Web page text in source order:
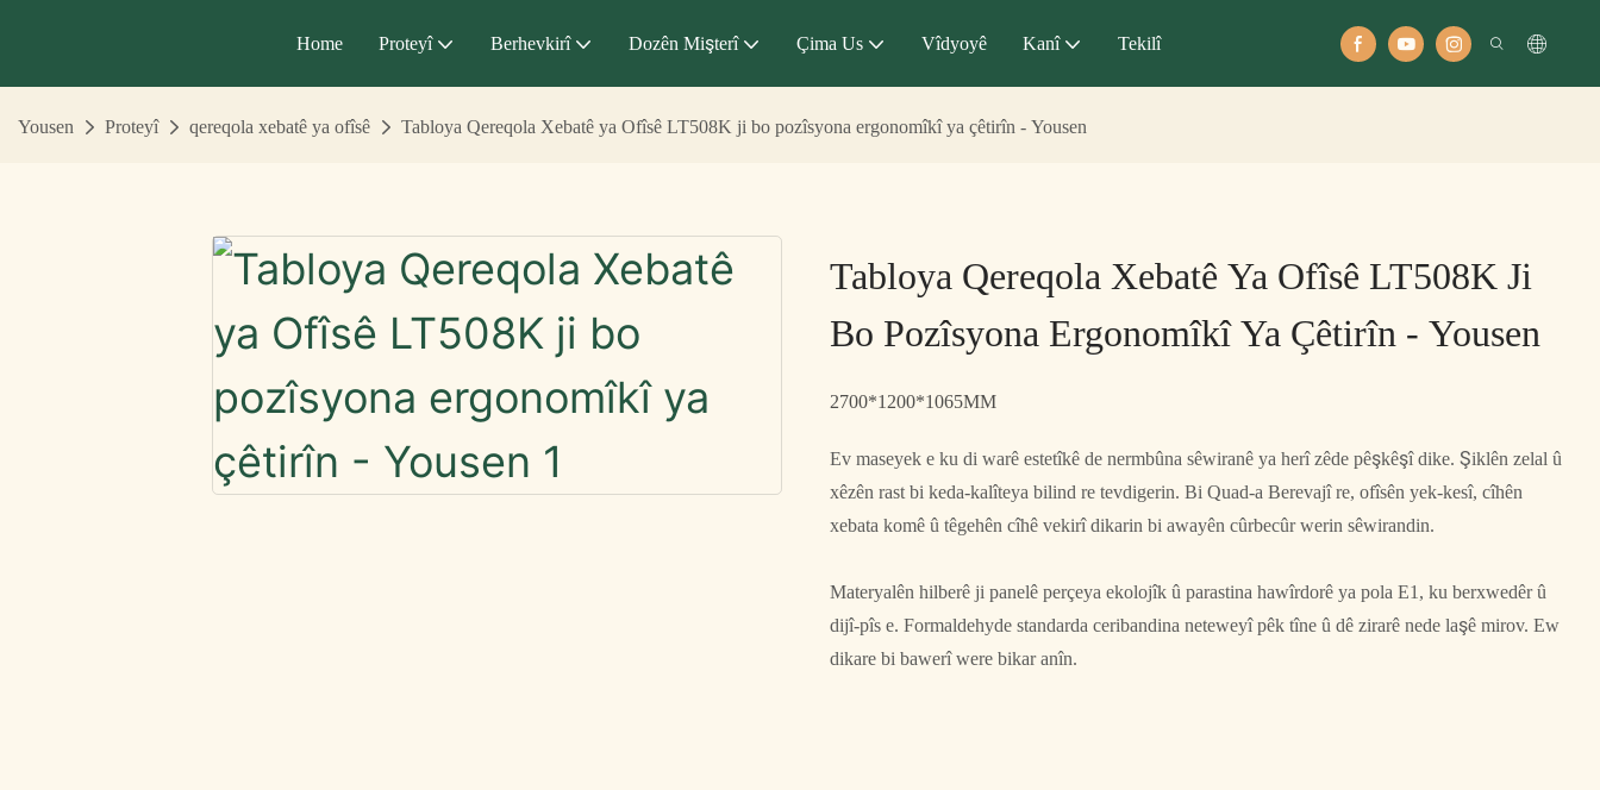
Home Proteyî Berhevkirî Dozên Mişterî Çima Us Vîdyoyê Kanî Tekilî
Yousen Proteyî qereqola xebatê ya ofîsê Tabloya Qereqola Xebatê ya Ofîsê LT508K ji bo pozîsyona ergonomîkî ya çêtirîn - Yousen
Tabloya Qereqola Xebatê Ya Ofîsê LT508K Ji
Bo Pozîsyona Ergonomîkî Ya Çêtirîn - Yousen
2700*1200*1065MM
Ev maseyek e ku di warê estetîkê de nermbûna sêwiranê ya herî zêde pêşkêşî dike. Şiklên zelal û
xêzên rast bi keda-kalîteya bilind re tevdigerin. Bi Quad-a Berevajî re, ofîsên yek-kesî, cîhên
xebata komê û têgehên cîhê vekirî dikarin bi awayên cûrbecûr werin sêwirandin.
Materyalên hilberê ji panelê perçeya ekolojîk û parastina hawîrdorê ya pola E1, ku berxwedêr û
dijî-pîs e. Formaldehyde standarda ceribandina neteweyî pêk tîne û dê zirarê nede laşê mirov. Ew
dikare bi bawerî were bikar anîn.